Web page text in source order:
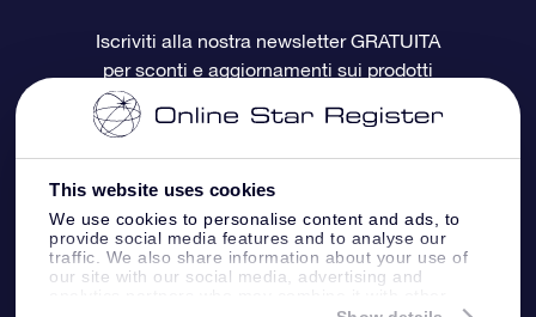
This website uses cookies
We use cookies to personalise content and ads, to
provide social media features and to analyse our
traffic. We also share information about your use of
our site with our social media, advertising and
OSR Recensioni
Gift Card OSR
Doni aziendali
Star Page personalizzata
One Million Stars
OSR Starsaver
App VR ‘Fly me to the stars’
Informazioni di Pagamento
Politica di reso
Costellazioni
Iscriviti alla nostra newsletter GRATUITA
per sconti e aggiornamenti sui prodotti